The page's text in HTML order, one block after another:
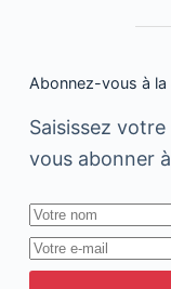
Abonnez-vous à
Saisissez
vous abonner